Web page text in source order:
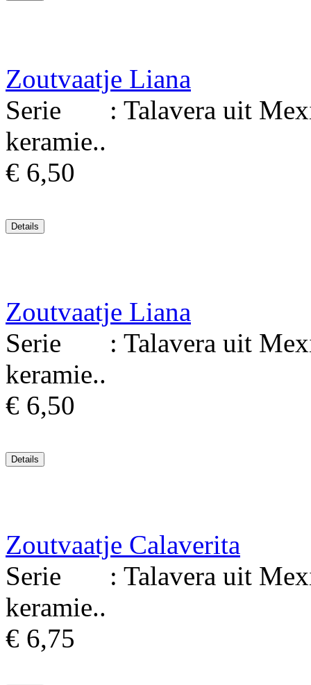
Zoutvaatje Liana
Serie : Talavera uit
keramie..
€ 6,50
Zoutvaatje Liana
Serie : Talavera uit
keramie..
€ 6,50
Zoutvaatje Calaverita
Serie : Talavera uit
keramie..
€ 6,75